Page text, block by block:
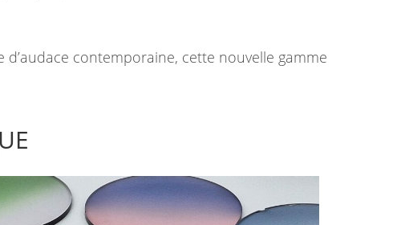
d’audace contemporaine, cette nouvelle gamme